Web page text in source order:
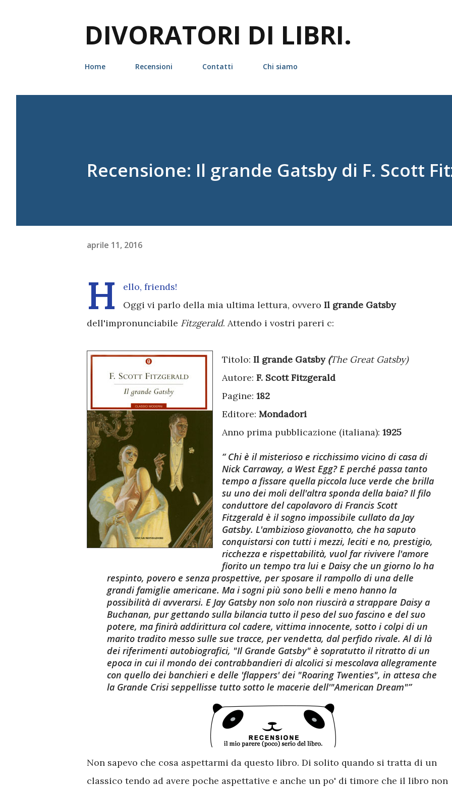
DIVORATORI DI LIBRI.
Home Recensioni Contatti Chi siamo
Recensione: Il grande Gatsby di F. Scott
aprile 11, 2016
H
ello, friends!
Oggi vi parlo della mia ultima lettura, ovvero Il grande Gatsby
dell'impronunciabile Fitzgerald. Attendo i vostri pareri c:
Titolo: Il grande Gatsby (The Great Gatsby)
Autore: F. Scott Fitzgerald
Pagine: 182
Editore: Mondadori
Anno prima pubblicazione (italiana): 1925
Chi è il misterioso e ricchissimo vicino di casa di
Nick Carraway, a West Egg? E perché passa tanto
tempo a fissare quella piccola luce verde che brilla
su uno dei moli dell'altra sponda della baia? Il filo
conduttore del capolavoro di Francis Scott
Fitzgerald è il sogno impossibile cullato da Jay
Gatsby. L'ambizioso giovanotto, che ha saputo
conquistarsi con tutti i mezzi, leciti e no, prestigio,
ricchezza e rispettabilità, vuol far rivivere l'amore
fiorito un tempo tra lui e Daisy che un giorno lo ha
respinto, povero e senza prospettive, per sposare il rampollo di una delle
grandi famiglie americane. Ma i sogni più sono belli e meno hanno la
possibilità di avverarsi. E Jay Gatsby non solo non riuscirà a strappare Daisy a
Buchanan, pur gettando sulla bilancia tutto il peso del suo fascino e del suo
potere, ma finirà addirittura col cadere, vittima innocente, sotto i colpi di un
marito tradito messo sulle sue tracce, per vendetta, dal perfido rivale. Al di là
dei riferimenti autobiografici, "Il Grande Gatsby" è sopratutto il ritratto di un
epoca in cui il mondo dei contrabbandieri di alcolici si mescolava allegramente
con quello dei banchieri e delle 'flappers' dei "Roaring Twenties", in attesa che
la Grande Crisi seppellisse tutto sotto le macerie dell'"American Dream"
Non sapevo che cosa aspettarmi da questo libro. Di solito quando si tratta di un
classico tendo ad avere poche aspettative e anche un po' di timore che il libro non